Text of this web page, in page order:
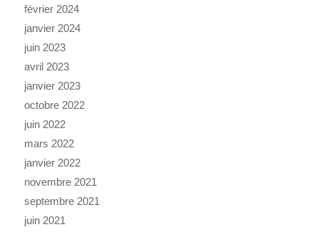
février 2024
janvier 2024
juin 2023
avril 2023
janvier 2023
octobre 2022
juin 2022
mars 2022
janvier 2022
novembre 2021
septembre 2021
juin 2021